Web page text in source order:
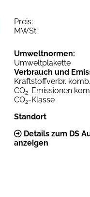
Preis:
MWSt:
Umweltnormen:
Umweltplakette
Verbrauch und
Kraftstoffverbr. komb.
CO2-Emissionen
CO2-Klasse
Standort
Details zum DS
anzeigen